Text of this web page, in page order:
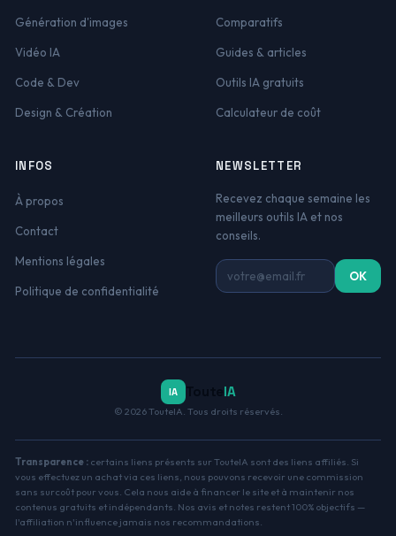
Génération d'images
Vidéo IA
Code & Dev
Design & Création
Comparatifs
Guides & articles
Outils IA gratuits
Calculateur de coût
INFOS
À propos
Contact
Mentions légales
Politique de confidentialité
NEWSLETTER
Recevez chaque semaine les
meilleurs outils IA et nos
conseils.
Adresse email OK
IA Toute IA
© 2026 TouteIA. Tous droits réservés.
Transparence :certains liens présents sur TouteIA sont des liens affiliés. Si
vous effectuez un achat via ces liens, nous pouvons recevoir une commission
sans surcoût pour vous. Cela nous aide à financer le site et à maintenir nos
contenus gratuits et indépendants. Nos avis et notes restent 100% objectifs —
l'affiliation n'influence jamais nos recommandations.